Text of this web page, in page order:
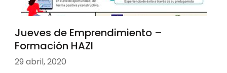
Jueves de Emprendimiento –
Formación HAZI
29 abril, 2020